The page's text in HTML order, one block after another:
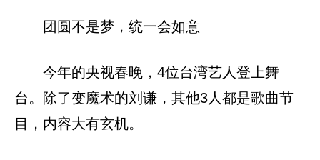
团圆不是梦，统一会如意
今年的央视春晚，4位台湾艺人登上舞
台。除了变魔术的刘谦，其他3人都是歌曲节
目，内容大有玄机。